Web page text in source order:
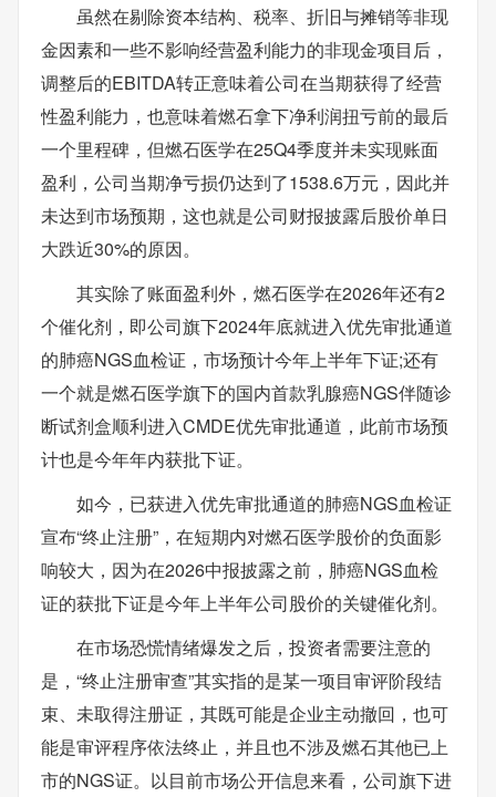
虽然在剔除资本结构、税率、折旧与摊销等非现
金因素和一些不影响经营盈利能力的非现金项目后，
调整后的EBITDA转正意味着公司在当期获得了经营
性盈利能力，也意味着燃石拿下净利润扭亏前的最后
一个里程碑，但燃石医学在25Q4季度并未实现账面
盈利，公司当期净亏损仍达到了1538.6万元，因此并
未达到市场预期，这也就是公司财报披露后股价单日
大跌近30%的原因。
其实除了账面盈利外，燃石医学在2026年还有2
个催化剂，即公司旗下2024年底就进入优先审批通道
的肺癌NGS血检证，市场预计今年上半年下证;还有
一个就是燃石医学旗下的国内首款乳腺癌NGS伴随诊
断试剂盒顺利进入CMDE优先审批通道，此前市场预
计也是今年年内获批下证。
如今，已获进入优先审批通道的肺癌NGS血检证
宣布“终止注册”，在短期内对燃石医学股价的负面影
响较大，因为在2026中报披露之前，肺癌NGS血检
证的获批下证是今年上半年公司股价的关键催化剂。
在市场恐慌情绪爆发之后，投资者需要注意的
是，“终止注册审查”其实指的是某一项目审评阶段结
束、未取得注册证，其既可能是企业主动撤回，也可
能是审评程序依法终止，并且也不涉及燃石其他已上
市的NGS证。以目前市场公开信息来看，公司旗下进